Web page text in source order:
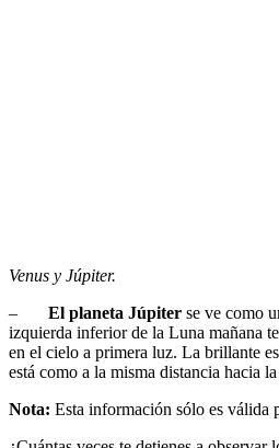
Venus y Júpiter.
– El planeta Júpiter se ve como
izquierda inferior de la Luna mañana
en el cielo a primera luz. La brillante
está como a la misma distancia hacia
Nota: Esta información sólo es válida